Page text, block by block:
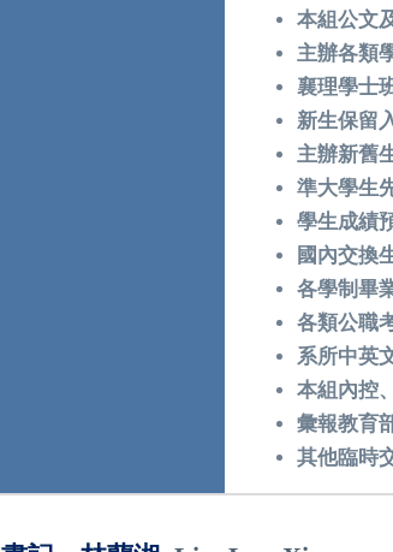
本組公文
主辦各類
襄理學士
新生保留
主辦新舊
準大學生
學生成績
國內交換
各學制畢
各類公職
系所中英
本組內控
彙報教育
其他臨時